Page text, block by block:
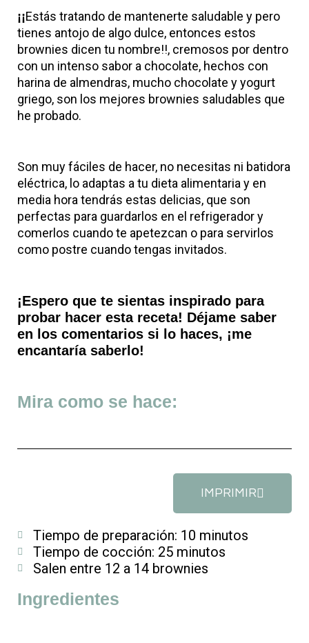
¡¡Estás tratando de mantenerte saludable y pero
tienes antojo de algo dulce, entonces estos
brownies dicen tu nombre!!, cremosos por dentro
con un intenso sabor a chocolate, hechos con
harina de almendras, mucho chocolate y yogurt
griego, son los mejores brownies saludables que
he probado.
Son muy fáciles de hacer, no necesitas ni batidora
eléctrica, lo adaptas a tu dieta alimentaria y en
media hora tendrás estas delicias, que son
perfectas para guardarlos en el refrigerador y
comerlos cuando te apetezcan o para servirlos
como postre cuando tengas invitados.
¡Espero que te sientas inspirado para
probar hacer esta receta! Déjame saber
en los comentarios si lo haces, ¡me
encantaría saberlo!
Mira como se hace:
IMPRIMIR
Tiempo de preparación: 10 minutos
Tiempo de cocción: 25 minutos
Salen entre 12 a 14 brownies
Ingredientes